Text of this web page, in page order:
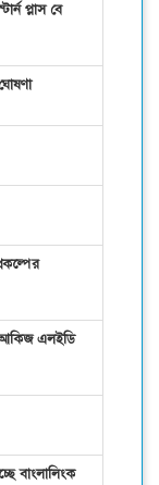
প্লাস বে
এলইডি
বাংলালিংক